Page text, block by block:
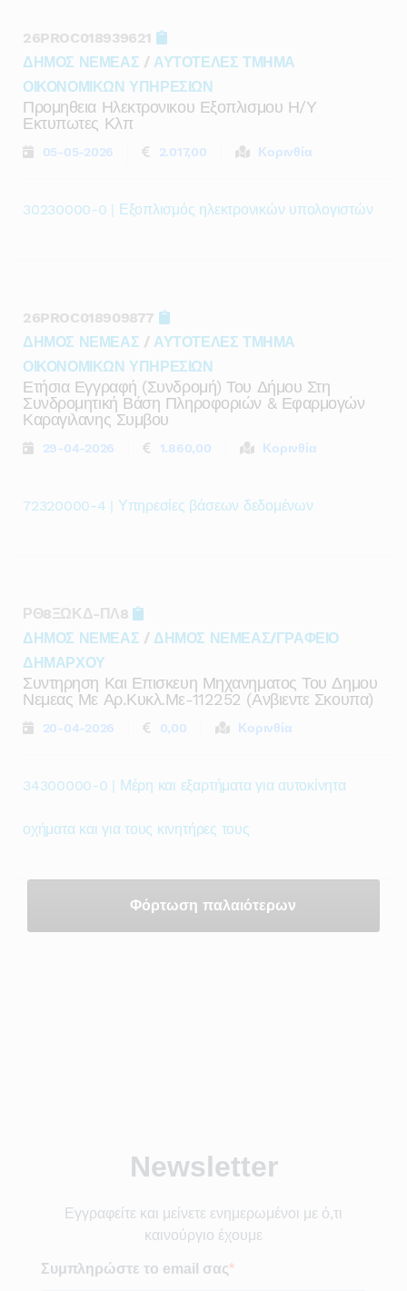
26PROC018939621
ΔΗΜΟΣ ΝΕΜΕΑΣ / ΑΥΤΟΤΕΛΕΣ ΤΜΗΜΑ
ΟΙΚΟΝΟΜΙΚΩΝ ΥΠΗΡΕΣΙΩΝ
Προμηθεια Ηλεκτρονικου Εξοπλισμου Η/υ
Εκτυπωτες Κλπ
05-05-2026 2.017,00 Κορινθία
30230000-0 | Εξοπλισμός ηλεκτρονικών υπολογιστών
26PROC018909877
ΔΗΜΟΣ ΝΕΜΕΑΣ / ΑΥΤΟΤΕΛΕΣ ΤΜΗΜΑ
ΟΙΚΟΝΟΜΙΚΩΝ ΥΠΗΡΕΣΙΩΝ
Ετήσια Εγγραφή (συνδρομή) Του Δήμου Στη
Συνδρομητική Βάση Πληροφοριών & Εφαρμογών
Καραγιλανης Συμβου
29-04-2026 1.860,00 Κορινθία
72320000-4 | Υπηρεσίες βάσεων δεδομένων
ΡΘ8ΞΩΚΔ-ΠΛ8
ΔΗΜΟΣ ΝΕΜΕΑΣ / ΔΗΜΟΣ ΝΕΜΕΑΣ/ΓΡΑΦΕΙΟ
ΔΗΜΑΡΧΟΥ
Συντηρηση Και Επισκευη Μηχανηματος Του Δημου
Νεμεας Με Αρ.κυκλ.με-112252 (ανβιεντε Σκουπα)
20-04-2026 0,00 Κορινθία
34300000-0 | Μέρη και εξαρτήματα για αυτοκίνητα
οχήματα και για τους κινητήρες τους
Φόρτωση παλαιότερων